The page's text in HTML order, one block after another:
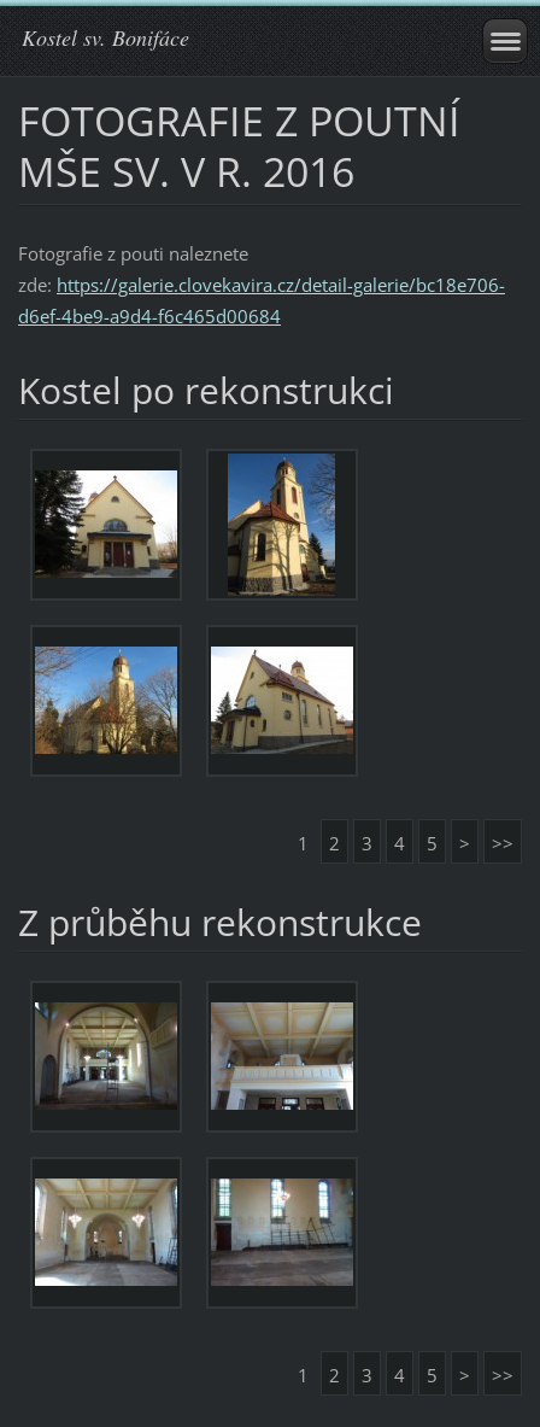
Kostel sv. Bonifáce
FOTOGRAFIE Z POUTNÍ
MŠE SV. V R. 2016
Fotografie z pouti naleznete
zde: https://galerie.clovekavira.cz/detail-galerie/bc18e706-
d6ef-4be9-a9d4-f6c465d00684
Kostel po rekonstrukci
1 2 3 4 5 > >>
Z průběhu rekonstrukce
1 2 3 4 5 > >>